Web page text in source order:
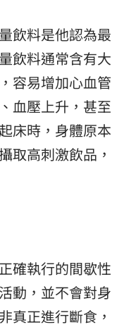
飲料是他認為最
飲料通常含有大
容易增加心血管
血壓上升，甚至
床時，身體原本
取高刺激飲品，
確執行的間歇性
動，並不會對身
真正進行斷食，